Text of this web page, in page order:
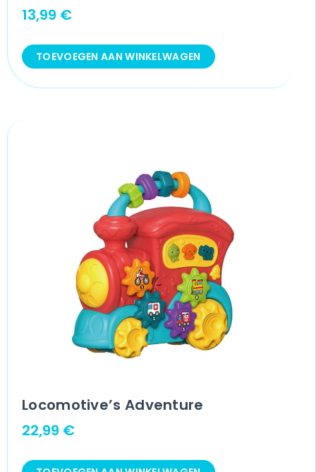
13,99 €
TOEVOEGEN AAN WINKELWAGEN
Locomotive’s Adventure
22,99 €